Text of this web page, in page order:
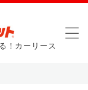
！カーリース